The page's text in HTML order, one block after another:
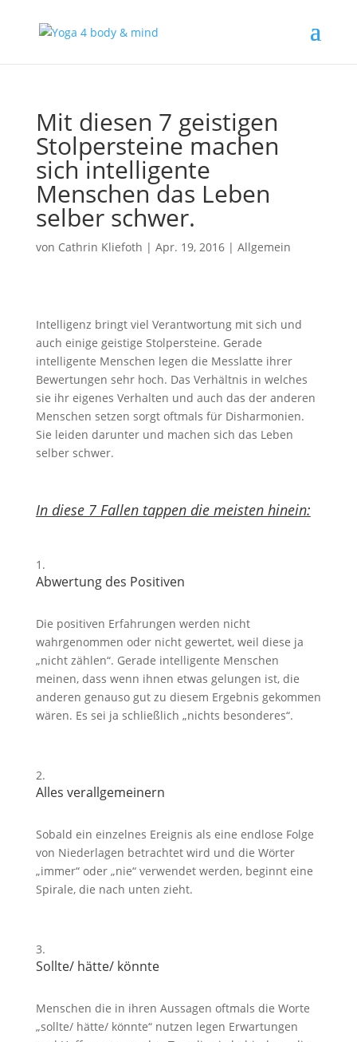
Mit diesen 7 geistigen
Stolpersteine machen
sich intelligente
Menschen das Leben
selber schwer.
von Cathrin Kliefoth | Apr. 19, 2016| Allgemein
Intelligenz bringt viel Verantwortung mit sich und
auch einige geistige Stolpersteine. Gerade
intelligente Menschen legen die Messlatte ihrer
Bewertungen sehr hoch. Das Verhältnis in welches
sie ihr eigenes Verhalten und auch das der anderen
Menschen setzen sorgt oftmals für Disharmonien.
Sie leiden darunter und machen sich das Leben
selber schwer.
In diese 7 Fallen tappen die meisten hinein:
Abwertung des Positiven
Die positiven Erfahrungen werden nicht
wahrgenommen oder nicht gewertet, weil diese ja
„nicht zählen“. Gerade intelligente Menschen
meinen, dass wenn ihnen etwas gelungen ist, die
anderen genauso gut zu diesem Ergebnis gekommen
wären. Es sei ja schließlich „nichts besonderes“.
Alles verallgemeinern
Sobald ein einzelnes Ereignis als eine endlose Folge
von Niederlagen betrachtet wird und die Wörter
„immer“ oder „nie“ verwendet werden, beginnt eine
Spirale, die nach unten zieht.
Sollte/ hätte/ könnte
Menschen die in ihren Aussagen oftmals die Worte
„sollte/ hätte/ könnte“ nutzen legen Erwartungen